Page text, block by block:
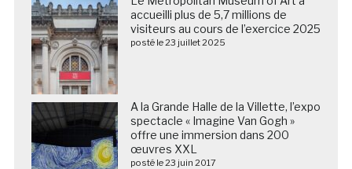
accueilli plus de 5,7 millions de
visiteurs au cours de l’exercice 2025
posté le 23 juillet 2025
A la Grande Halle de la Villette, l’expo
spectacle « Imagine Van Gogh »
offre une immersion dans 200
œuvres XXL
posté le 23 juin 2017